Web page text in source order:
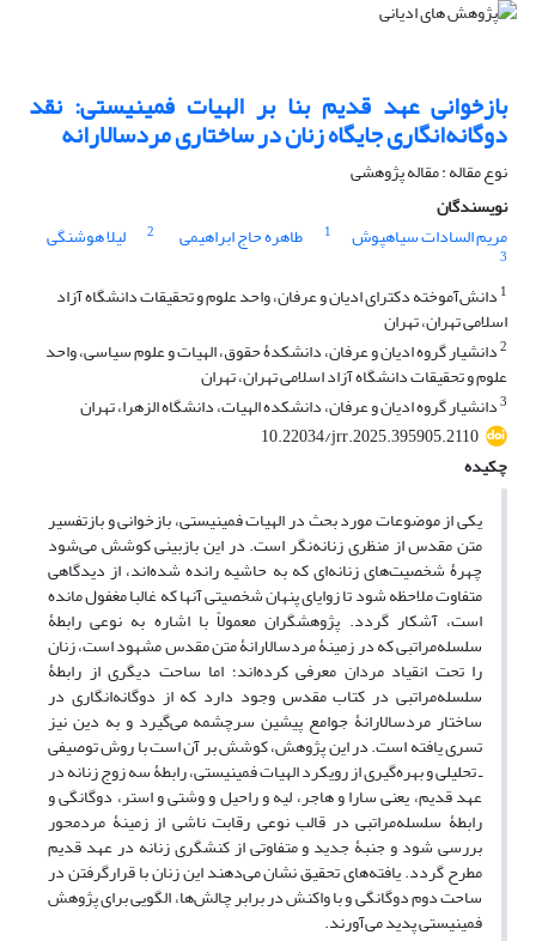
بازخوانی عهد قدیم بنا بر الهیات فمینیستی: نقد
دوگانه‌انگاری جایگاه زنان در ساختاری مردسالارانه
نوع مقاله : مقاله پژوهشی
نویسندگان
مریم السادات سیاهپوش
1 طاهره حاج ابراهیمی 2 لیلا هوشنگی
3
1 دانش‌آموخته دکترای ادیان و عرفان، واحد علوم و تحقیقات دانشگاه آزاد
اسلامی تهران، تهران
2دانشیار گروه ادیان و عرفان، دانشکدۀ حقوق، الهیات و علوم سیاسی، واحد
علوم و تحقیقات دانشگاه آزاد اسلامی تهران، تهران
3دانشیار گروه ادیان و عرفان، دانشکده الهیات، دانشگاه الزهرا، تهران
10.22034/jrr.2025.395905.2110
چکیده
یکی از موضوعات مورد بحث در الهیات فمینیستی، بازخوانی و بازتفسیر
متن مقدس از منظری زنانه‌نگر است. در این بازبینی کوشش می‌شود
چهرۀ شخصیت‌های زنانه‌ای که به حاشیه رانده شده‌اند، از دیدگاهی
متفاوت ملاحظه شود تا زوایای پنهان شخصیتی آنها که غالبا مغفول مانده
است، آشکار گردد. پژوهشگران معمولاً با اشاره به نوعی رابطۀ
سلسله‌مراتبی که در زمینۀ مردسالارانۀ متن مقدس مشهود است، زنان
را تحت انقیاد مردان معرفی کرده‌اند؛ اما ساحت دیگری از رابطۀ
سلسله‌مراتبی در کتاب مقدس وجود دارد که از دوگانه‌انگاری در
ساختار مردسالارانۀ جوامع پیشین سرچشمه می‌گیرد و به دین نیز
تسری یافته است. در این پژوهش، کوشش بر آن است با روش توصیفی
ـ تحلیلی و بهره‌گیری از رویکرد الهیات فمینیستی، رابطۀ سه زوج زنانه در
عهد قدیم، یعنی سارا و هاجر، لیه و راحیل و وشتی و استر، دوگانگی و
رابطۀ سلسله‌مراتبی در قالب نوعی رقابت ناشی از زمینۀ مردمحور
بررسی شود و جنبۀ جدید و متفاوتی از کنشگری زنانه در عهد قدیم
مطرح گردد. یافته‌های تحقیق نشان می‌دهند این زنان با قرارگرفتن در
ساحت دوم دوگانگی و با واکنش در برابر چالش‌ها، الگویی برای پژوهش
فمینیستی پدید می‌آورند.